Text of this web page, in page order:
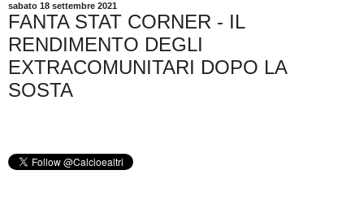
sabato 18 settembre 2021
FANTA STAT CORNER - IL
RENDIMENTO DEGLI
EXTRACOMUNITARI DOPO LA
SOSTA